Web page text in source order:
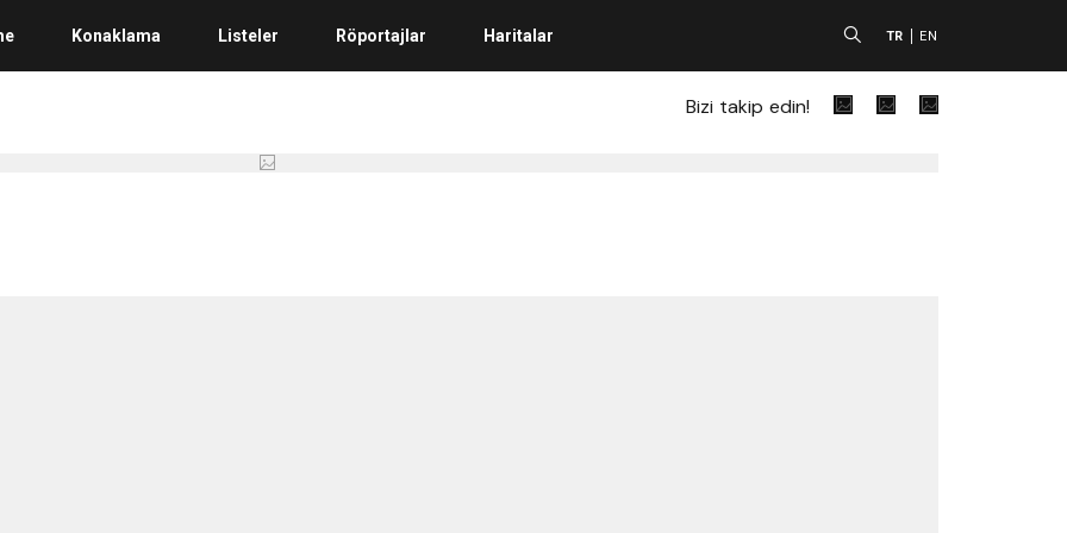
Konaklama Listeler Röportajlar Haritalar A TR EN
Bizi takip edin!